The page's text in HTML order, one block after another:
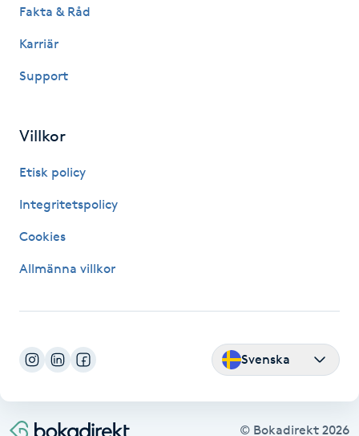
Kemisk peeling
Keratinbehandling
Kinesisk medicin
Klangmassage
Klippning
Klippning ungdom
Fakta & Råd
Karriär
Support
Villkor
Etisk policy
Integritetspolicy
Cookies
Allmänna villkor
Svenska
© Bokadirekt 2026